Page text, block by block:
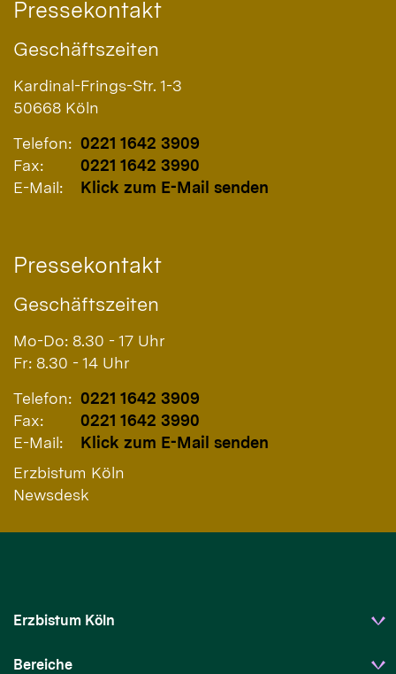
Pressekontakt
Geschäftszeiten
Kardinal-Frings-Str. 1-3
50668 Köln
Telefon: 0221 1642 3909
Fax:
0221 1642 3990
E-Mail:
Klick zum E-Mail senden
Pressekontakt
Geschäftszeiten
Mo-Do: 8.30 - 17 Uhr
Fr: 8.30 - 14 Uhr
Telefon: 0221 1642 3909
Fax:
0221 1642 3990
E-Mail:
Klick zum E-Mail senden
Erzbistum Köln
Newsdesk
Erzbistum Köln
Bereiche